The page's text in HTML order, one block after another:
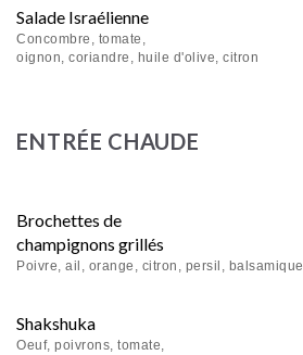
Salade Israélienne
Concombre, tomate,
oignon, coriandre, huile d'olive, citron
ENTRÉE CHAUDE
Brochettes de
champignons grillés
Poivre, ail, orange, citron, persil, balsamique
Shakshuka
Oeuf, poivrons, tomate,